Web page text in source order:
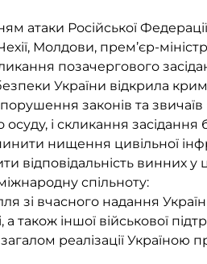
атаки Російської
Молдови, прем’єр-
позачергового
України відкрила
законів та звичаїв
і скликання
нищення цивільної
відповідальність винних у
спільноту:
зі вчасного надання
а також іншої військової
реалізації Україною